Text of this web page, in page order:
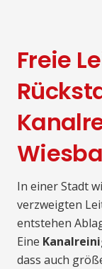
Freie
In einer Stadt
verzweigten
entstehen
Eine
dass auch